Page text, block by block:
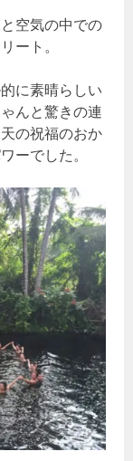
空気の中での
ート。
に素晴らしい
んと驚きの連
の祝福のおか
ーでした。